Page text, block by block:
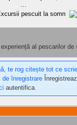
al pescarilor
te rog citește tot ce
înregistrare
autentifica.